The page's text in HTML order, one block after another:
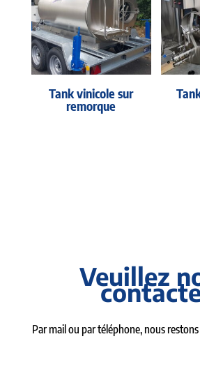
Tank vinicole sur
remorque
Veuillez
Par mail ou par téléphone, nous